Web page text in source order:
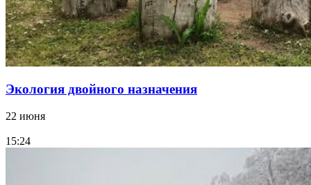
Экология двойного назначения
22 июня
15:24